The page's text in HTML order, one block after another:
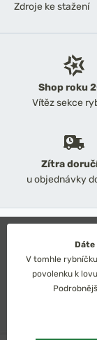
Shop roku
Vítěz sekce
Zítra
u objednávky
Zdroje ke stažení
Dáte
V tomhle
povolenku k